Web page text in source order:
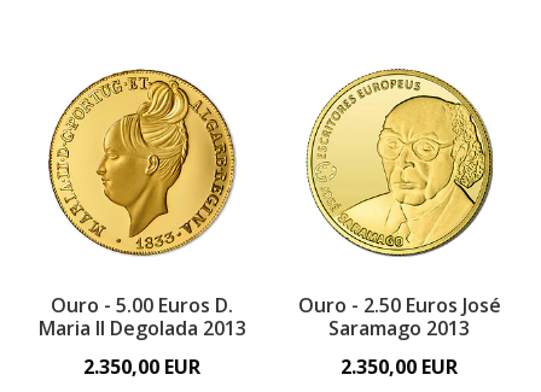
Ouro - 5.00 Euros D.
Maria II Degolada 2013
2.350,00 EUR
Ouro - 2.50 Euros José
Saramago 2013
2.350,00 EUR